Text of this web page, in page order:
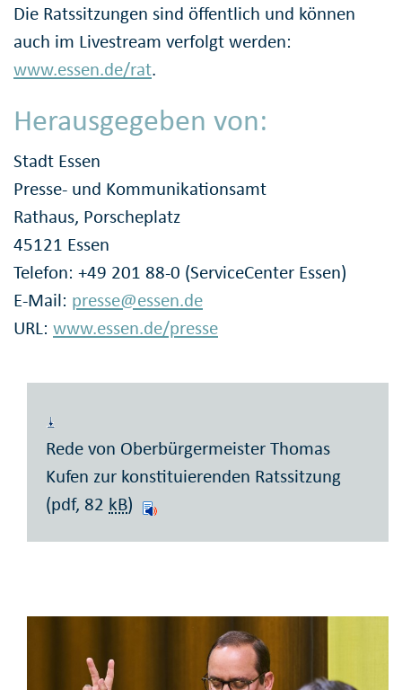
Die Ratssitzungen sind öffentlich und können
auch im Livestream verfolgt werden:
www.essen.de/rat.
Herausgegeben von:
Stadt Essen
Presse- und Kommunikationsamt
Rathaus, Porscheplatz
45121 Essen
Telefon: +49 201 88-0 (ServiceCenter Essen)
E-Mail: presse@essen.de
URL: www.essen.de/presse
Rede von Oberbürgermeister Thomas
Kufen zur konstituierenden Ratssitzung
(pdf, 82 kB)